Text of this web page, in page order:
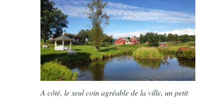
A côté, le seul coin agréable de la ville, un petit